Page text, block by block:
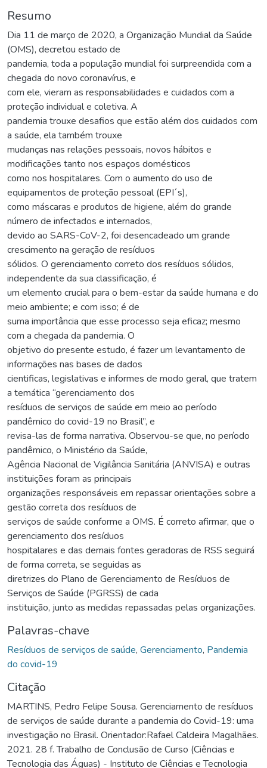
Resumo
Dia 11 de março de 2020, a Organização Mundial da Saúde
(OMS), decretou estado de
pandemia, toda a população mundial foi surpreendida com a
chegada do novo coronavírus, e
com ele, vieram as responsabilidades e cuidados com a
proteção individual e coletiva. A
pandemia trouxe desafios que estão além dos cuidados com
a saúde, ela também trouxe
mudanças nas relações pessoais, novos hábitos e
modificações tanto nos espaços domésticos
como nos hospitalares. Com o aumento do uso de
equipamentos de proteção pessoal (EPI´s),
como máscaras e produtos de higiene, além do grande
número de infectados e internados,
devido ao SARS-CoV-2, foi desencadeado um grande
crescimento na geração de resíduos
sólidos. O gerenciamento correto dos resíduos sólidos,
independente da sua classificação, é
um elemento crucial para o bem-estar da saúde humana e do
meio ambiente; e com isso; é de
suma importância que esse processo seja eficaz; mesmo
com a chegada da pandemia. O
objetivo do presente estudo, é fazer um levantamento de
informações nas bases de dados
cientificas, legislativas e informes de modo geral, que tratem
a temática “gerenciamento dos
resíduos de serviços de saúde em meio ao período
pandêmico do covid-19 no Brasil”, e
revisa-las de forma narrativa. Observou-se que, no período
pandêmico, o Ministério da Saúde,
Agência Nacional de Vigilância Sanitária (ANVISA) e outras
instituições foram as principais
organizações responsáveis em repassar orientações sobre a
gestão correta dos resíduos de
serviços de saúde conforme a OMS. É correto afirmar, que o
gerenciamento dos resíduos
hospitalares e das demais fontes geradoras de RSS seguirá
de forma correta, se seguidas as
diretrizes do Plano de Gerenciamento de Resíduos de
Serviços de Saúde (PGRSS) de cada
instituição, junto as medidas repassadas pelas organizações.
Palavras-chave
Resíduos de serviços de saúde, Gerenciamento, Pandemia
do covid-19
Citação
MARTINS, Pedro Felipe Sousa. Gerenciamento de resíduos
de serviços de saúde durante a pandemia do Covid-19: uma
investigação no Brasil. Orientador:Rafael Caldeira Magalhães.
2021. 28 f. Trabalho de Conclusão de Curso (Ciências e
Tecnologia das Águas) - Instituto de Ciências e Tecnologia